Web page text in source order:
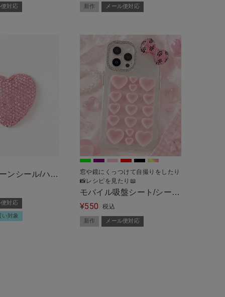
対応
対応＞
新作 メール便対応
ンシール/ハー
対応
対象
窓や鏡にくっつけて自撮りをしたり
📸レシピを見たり📖
モバイル吸盤シート/シール
タイプ/カラー＜メール便対
応＞
¥550 税込
新作 メール便対応